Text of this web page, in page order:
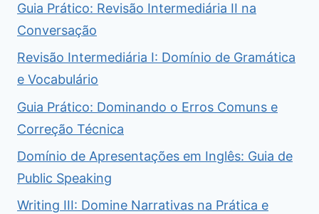
Guia Prático: Revisão Intermediária II na
Conversação
Revisão Intermediária I: Domínio de Gramática
e Vocabulário
Guia Prático: Dominando o Erros Comuns e
Correção Técnica
Domínio de Apresentações em Inglês: Guia de
Public Speaking
Writing III: Domine Narrativas na Prática e